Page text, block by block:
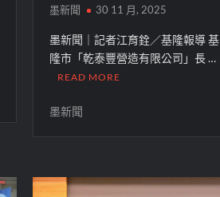
墨新聞 30 11 月, 2025
墨新聞｜記者江育銓／基隆報導 基
隆市「乾泰豐營造有限公司」長 …
READ MORE
墨新聞